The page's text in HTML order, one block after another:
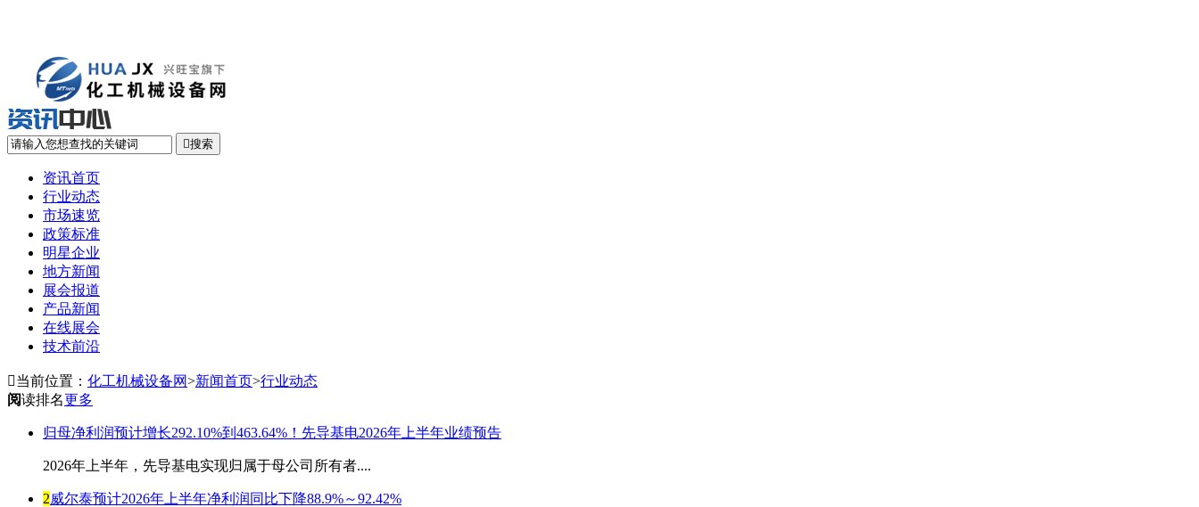
搜索
资讯首页
行业动态
市场速览
政策标准
明星企业
地方新闻
展会报道
产品新闻
在线展会
技术前沿
当前位置： 化工机械设备网>新闻首页>行业动态
阅读排名更多
归母净利润预计增长292.10%到463.64%！先导基电2026年上半年业绩预告
2026年上半年，先导基电实现归属于母公司所有者....
2威尔泰预计2026年上半年净利润同比下降88.9%～92.42%